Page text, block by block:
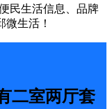
民生活信息、品牌
生活！
二室两厅套